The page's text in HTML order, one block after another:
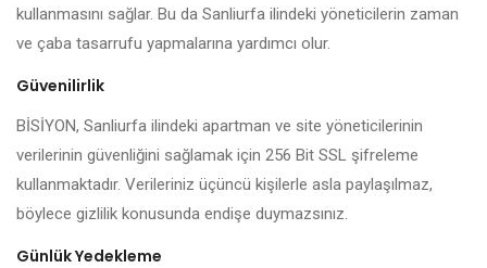
kullanmasını sağlar. Bu da Sanliurfa ilindeki yöneticilerin zaman
ve çaba tasarrufu yapmalarına yardımcı olur.
Güvenilirlik
BİSİYON, Sanliurfa ilindeki apartman ve site yöneticilerinin
verilerinin güvenliğini sağlamak için 256 Bit SSL şifreleme
kullanmaktadır. Verileriniz üçüncü kişilerle asla paylaşılmaz,
böylece gizlilik konusunda endişe duymazsınız.
Günlük Yedekleme